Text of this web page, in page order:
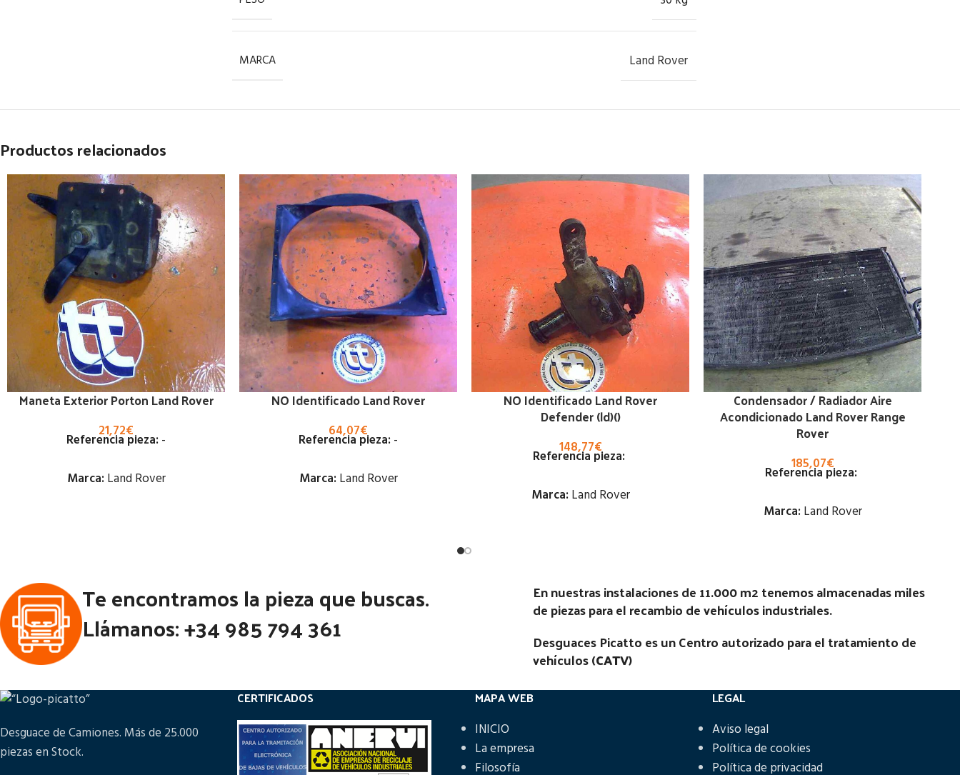
MARCA Land Rover
Productos relacionados
Maneta Exterior Porton Land Rover
21,72€
Referencia pieza: -
Marca: Land Rover
Código Pieza:105386
NO Identificado Land Rover
64,07€
Referencia pieza: -
Marca: Land Rover
DE ALTO 49 CM DE ANCHO
Código Pieza:
NO Identificado Land Rover
Defender (ld)()
148,77€
Referencia pieza:
Marca: Land Rover
Notas:
Condensador / Radiador Aire
Acondicionado Land Rover Range
Rover
185,07€
Referencia pieza:
Marca: Land Rover
Ubicación:
Notas:[VP]LAND ROVER RANGE
ROVER 120 D | 02.79 - 02.00
Te encontramos la pieza que buscas.
Llámanos: +34 985 794 361
En nuestras instalaciones de 11.000 m2 tenemos almacenadas miles
de piezas para el recambio de vehículos industriales.
Desguaces Picatto es un Centro autorizado para el tratamiento de
vehículos (CATV)
Desguace de Camiones. Más de 25.000
piezas en Stock.
CERTIFICADOS MAPA WEB
INICIO
La empresa
Filosofía
LEGAL
Aviso legal
Política de cookies
Política de privacidad